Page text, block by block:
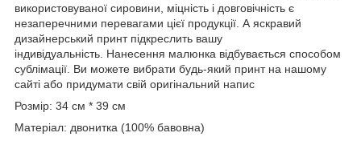
використовуваної сировини, міцність і довговічність є
незаперечними перевагами цієї продукції. А яскравий
дизайнерський принт підкреслить вашу
індивідуальність. Нанесення малюнка відбувається способом
сублімації. Ви можете вибрати будь-який принт на нашому
сайті або придумати свій оригінальний напис
Розмір: 34 см * 39 см
Матеріал: двонитка (100% бавовна)